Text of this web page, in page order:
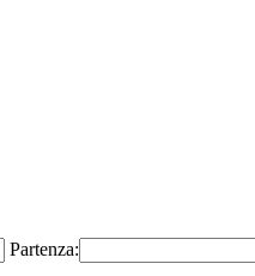
Partenza: